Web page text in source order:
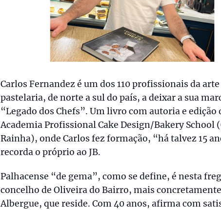
Carlos Fernandez é um dos 110 profissionais da arte
pastelaria, de norte a sul do país, a deixar a sua
“Legado dos Chefs”. Um livro com autoria e edição
Academia Profissional Cake Design/Bakery School
Rainha), onde Carlos fez formação, “há talvez 15
recorda o próprio ao JB.
Palhacense “de gema”, como se define, é nesta
concelho de Oliveira do Bairro, mais
Albergue, que reside. Com 40 anos, afirma com